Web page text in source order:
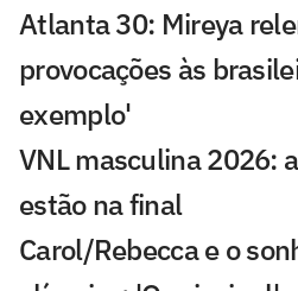
Atlanta 30: Mireya
provocações às
exemplo'
VNL masculina 2026:
estão na final
Carol/Rebecca e o